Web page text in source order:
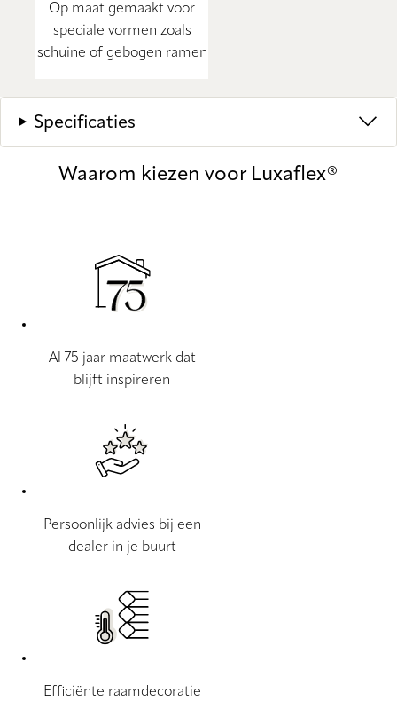
Op maat gemaakt voor
speciale vormen zoals
schuine of gebogen ramen
Specificaties
Waarom kiezen voor Luxaflex®
Al 75 jaar maatwerk dat
blijft inspireren
Persoonlijk advies bij een
dealer in je buurt
Efficiënte raamdecoratie